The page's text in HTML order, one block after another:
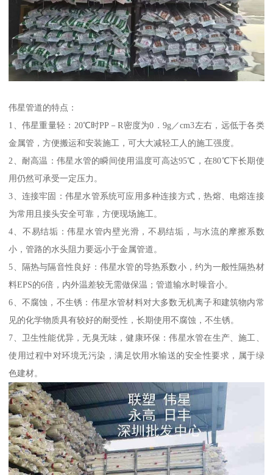
伟星管道的特点：
1、伟星重量轻：20℃时PP－R密度为0．9g／cm3左右，远低于各类
金属管，方便搬运和安装施工，可大大减轻工人的施工强度。
2、耐高温：伟星水管的瞬间使用温度可高达95℃，在80℃下长期使
用仍然可承受一定压力。
3、连接牢固：伟星水管系统可应用多种连接方式，热熔、电熔连接
为常用且接头安全可靠，方便现场施工。
4、不易结垢：伟星水管内壁光滑，不易结垢，与水流的摩擦系数
小，管路的水头阻力要远小于金属管道。
5、隔热与隔音性良好：伟星水管的导热系数小，约为一般性隔热材
料EPS的6倍，内外温差较无需做保温；管道输水时噪音小。
6、不腐蚀，不生锈：伟星水管材料对大多数无机离子和建筑物内常
见的化学物质具有较好的耐受性，长期使用不腐蚀，不生锈。
7、卫生性能优异，无臭无味，健康环保：伟星水管在生产、施工、
使用过程中对环境无污染，满足饮用水输送的安全性要求，属于绿
色建材。